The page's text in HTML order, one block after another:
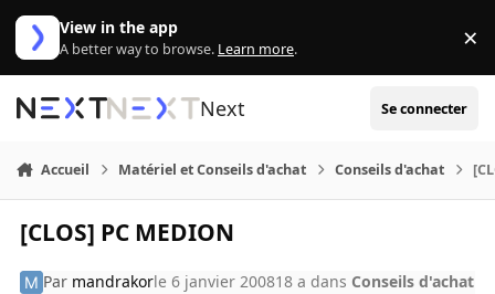
Aller au contenu
View in the app
A better way to browse. Learn more. ×
Next Se connecter
Accueil Matériel et Conseils d'achat Conseils d'achat
[CLOS] PC MEDION
Par mandrakorle 6 janvier 200818 a dans Conseils d'achat